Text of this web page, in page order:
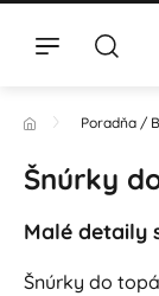
Poradňa /
Šnúrky
Malé detaily
Šnúrky do